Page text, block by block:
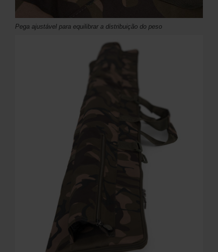
Pega ajustável para equilibrar a distribuição do peso